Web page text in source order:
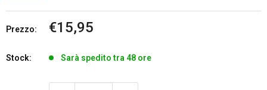
Prezzo:
Prezzo
€15,95
Stock: Sarà spedito tra 48 ore